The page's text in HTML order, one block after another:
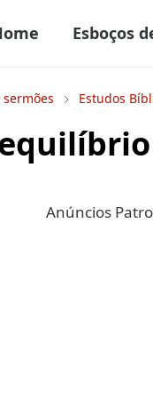
Esboços
sermões Estudos
Anúncios